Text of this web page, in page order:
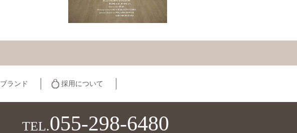
ブランド 採用について
TEL.055-298-6480